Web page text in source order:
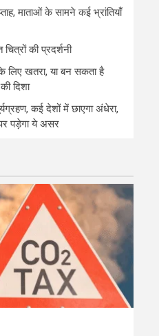
माताओं के सामने कई भ्रांतियाँ
की प्रदर्शनी
लिए खतरा, या बन सकता है
दिशा
कई देशों में छाएगा अंधेरा,
पर पड़ेगा ये असर